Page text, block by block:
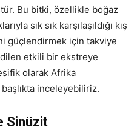
Bu bitki, özellikle boğaz
sık sık karşılaşıldığı kış
güçlendirmek için takviye
etkili bir ekstreye
olarak Afrika
başlıkta inceleyebiliriz.
Sinüzit